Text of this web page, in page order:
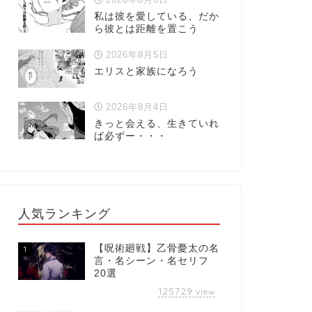
私は彼を愛している、だか
ら彼とは距離を置こう
2026年8月5日
エリスと家族になろう
2026年8月4日
きっと会える、生きていれ
ば必ずー・・・
人気ランキング
1
【呪術廻戦】乙骨憂太の名
言・名シーン・名セリフ
20選
125729 view